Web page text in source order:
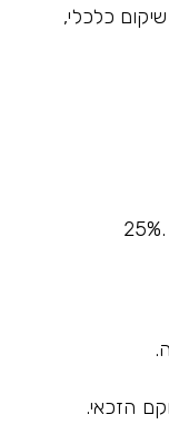
כלכלי,